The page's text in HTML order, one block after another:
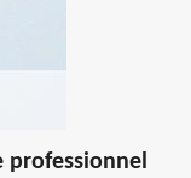
professionnel